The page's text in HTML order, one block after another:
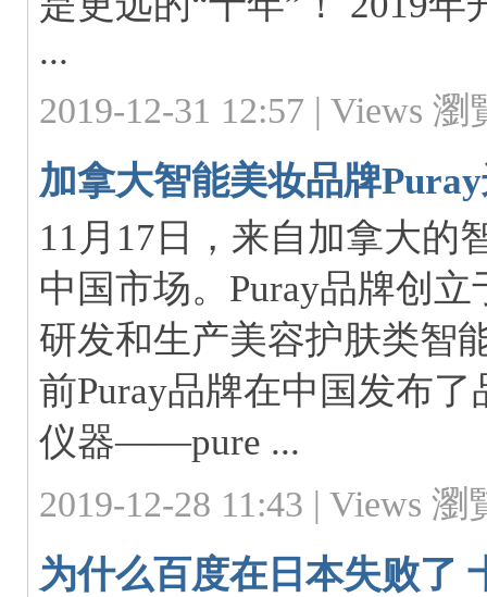
...
2019-12-31 12:57 | Views 瀏
加拿大智能美妆品牌
11月17日，来自加拿大的
中国市场。Puray品牌创
研发和生产美容护肤类智
前Puray品牌在中国发布
仪器——pure ...
2019-12-28 11:43 | Views 瀏
为什么百度在日本失败了